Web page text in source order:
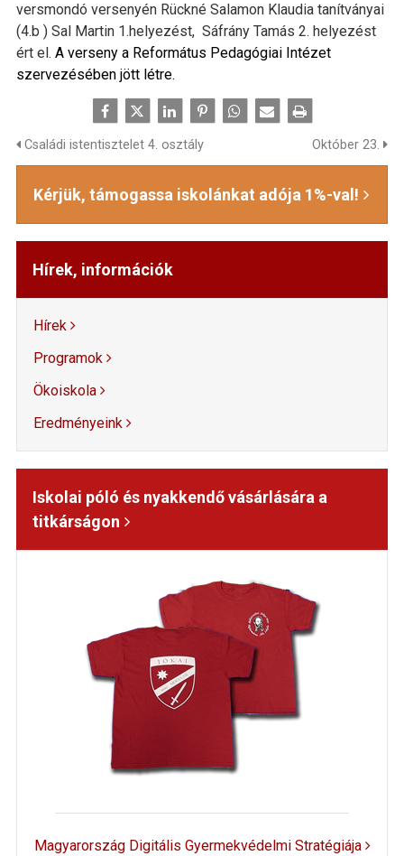
versmondó versenyén Rückné Salamon Klaudia tanítványai
(4.b ) Sal Martin 1.helyezést, Sáfrány Tamás 2. helyezést
ért el. A verseny a Református Pedagógiai Intézet
szervezésében jött létre.
Családi istentisztelet 4. osztály Október 23.
Kérjük, támogassa iskolánkat adója 1%-val!
Hírek, információk
Hírek
Programok
Ökoiskola
Eredményeink
Iskolai póló és nyakkendő vásárlására a
titkárságon
Magyarország Digitális Gyermekvédelmi Stratégiája